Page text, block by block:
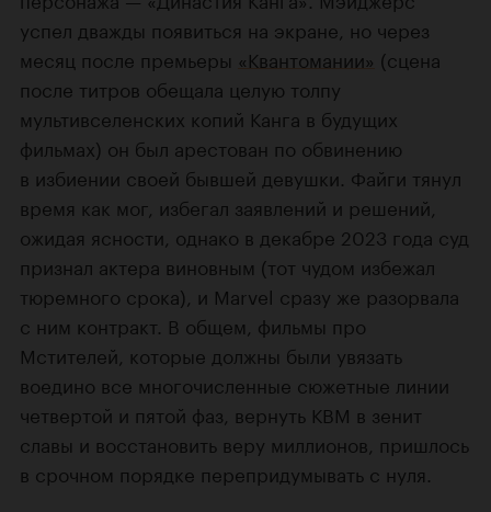
успел дважды появиться на экране, но через
месяц после премьеры «Квантомании» (сцена
после титров обещала целую толпу
мультивселенских копий Канга в будущих
фильмах) он был арестован по обвинению
в избиении своей бывшей девушки. Файги тянул
время как мог, избегал заявлений и решений,
ожидая ясности, однако в декабре 2023 года суд
признал актера виновным (тот чудом избежал
тюремного срока), и Marvel сразу же разорвала
с ним контракт. В общем, фильмы про
Мстителей, которые должны были увязать
воедино все многочисленные сюжетные линии
четвертой и пятой фаз, вернуть КВМ в зенит
славы и восстановить веру миллионов, пришлось
в срочном порядке перепридумывать с нуля.